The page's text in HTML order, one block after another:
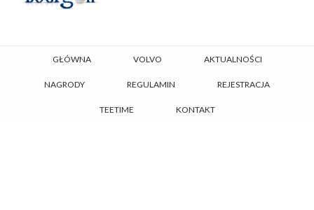
GŁÓWNA VOLVO AKTUALNOŚCI
NAGRODY REGULAMIN REJESTRACJA
TEETIME KONTAKT